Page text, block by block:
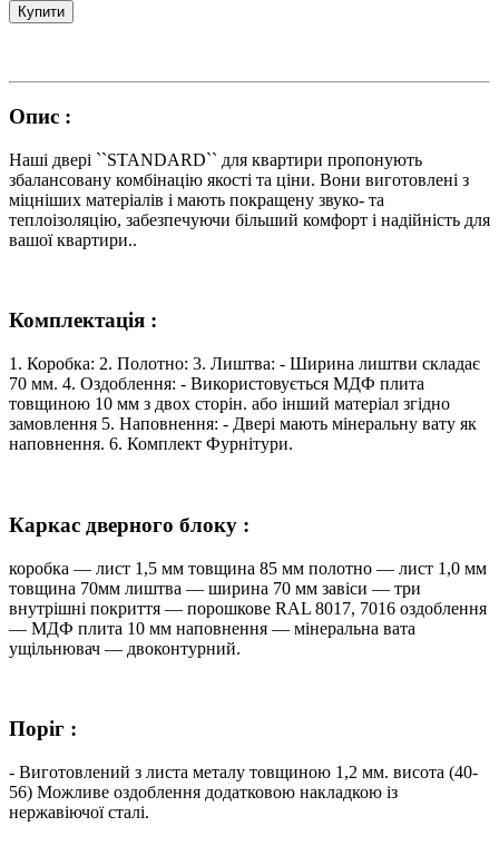
Купити
Опис :
Наші двері ``STANDARD`` для квартири пропонують
збалансовану комбінацію якості та ціни. Вони виготовлені з
міцніших матеріалів і мають покращену звуко- та
теплоізоляцію, забезпечуючи більший комфорт і надійність для
вашої квартири..
Комплектація :
1. Коробка: 2. Полотно: 3. Лиштва: - Ширина лиштви складає
70 мм. 4. Оздоблення: - Використовується МДФ плита
товщиною 10 мм з двох сторін. або інший матеріал згідно
замовлення 5. Наповнення: - Двері мають мінеральну вату як
наповнення. 6. Комплект Фурнітури.
Каркас дверного блоку :
коробка — лист 1,5 мм товщина 85 мм полотно — лист 1,0 мм
товщина 70мм лиштва — ширина 70 мм завіси — три
внутрішні покриття — порошкове RAL 8017, 7016 оздоблення
— МДФ плита 10 мм наповнення — мінеральна вата
ущільнювач — двоконтурний.
Поріг :
- Виготовлений з листа металу товщиною 1,2 мм. висота (40-
56) Можливе оздоблення додатковою накладкою із
нержавіючої сталі.